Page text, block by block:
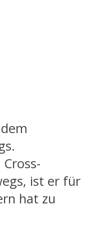
ist er für
hat zu